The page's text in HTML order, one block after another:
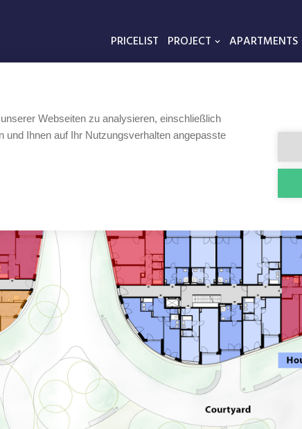
PRICELIST PROJECT APARTMENTS
Webseiten zu analysieren, einschließlich
und Ihnen auf Ihr Nutzungsverhalten angepasste